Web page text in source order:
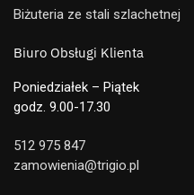
Biżuteria ze stali szlachetnej
Biuro Obsługi Klienta
Poniedziałek – Piątek
godz. 9.00-17.30
512 975 847
zamowienia@trigio.pl